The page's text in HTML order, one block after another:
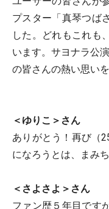
プスター「真琴つば
した。どれもこれも
います。サヨナラ公
の皆さんの熱い思い
＜ゆりこ＞さん
ありがとう！再び（
になろうとは、まみ
＜さよさよ＞さん
ファン歴５年目です